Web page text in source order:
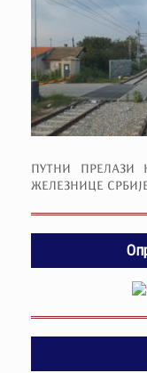
ПУТНИ ПРЕЛАЗИ
ЖЕЛЕЗНИЦЕ